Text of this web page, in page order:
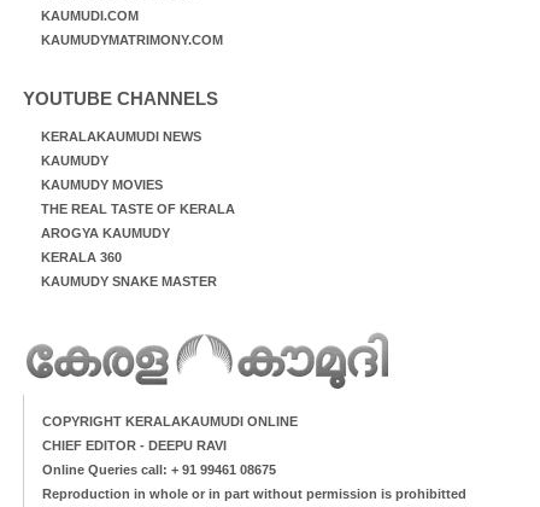
KAUMUDI.COM
KAUMUDYMATRIMONY.COM
YOUTUBE CHANNELS
KERALAKAUMUDI NEWS
KAUMUDY
KAUMUDY MOVIES
THE REAL TASTE OF KERALA
AROGYA KAUMUDY
KERALA 360
KAUMUDY SNAKE MASTER
COPYRIGHT KERALAKAUMUDI ONLINE
CHIEF EDITOR - DEEPU RAVI
Online Queries call: + 91 99461 08675
Reproduction in whole or in part without permission is prohibitted